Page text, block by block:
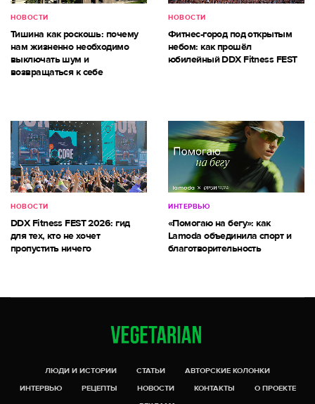
НОВОСТИ
Тишина как роскошь: почему
нам жизненно необходимо
выключать шум и
возвращаться к себе
НОВОСТИ
Фитнес-город под открытым
небом: как прошёл
юбилейный DDX Fitness FEST
НОВОСТИ
DDX Fitness FEST 2026: гид
для тех, кто не хочет
пропустить ничего
ИНТЕРВЬЮ
«Помогаю на бегу»: как
Lamoda объединила спорт и
благотворительность
ЛЮДИ И ИСТОРИИ СТАТЬИ
АВТОРСКИЕ КОЛОНКИ
ИНТЕРВЬЮ
РЕЦЕПТЫ НОВОСТИ КОНТАКТЫ
О ПРОЕКТЕ